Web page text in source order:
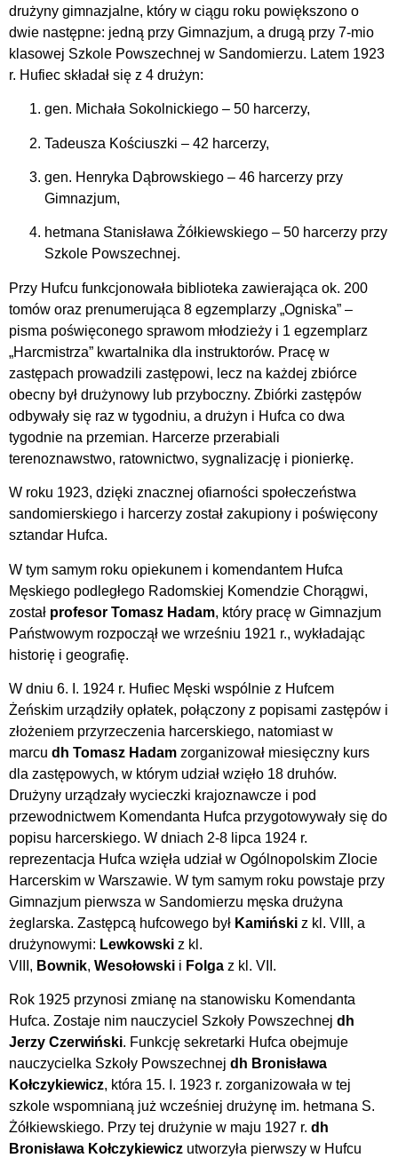
drużyny gimnazjalne, który w ciągu roku powiększono o
dwie następne: jedną przy Gimnazjum, a drugą przy 7-mio
klasowej Szkole Powszechnej w Sandomierzu. Latem 1923
r. Hufiec składał się z 4 drużyn:
gen. Michała Sokolnickiego – 50 harcerzy,
Tadeusza Kościuszki – 42 harcerzy,
gen. Henryka Dąbrowskiego – 46 harcerzy przy
Gimnazjum,
hetmana Stanisława Żółkiewskiego – 50 harcerzy przy
Szkole Powszechnej.
Przy Hufcu funkcjonowała biblioteka zawierająca ok. 200
tomów oraz prenumerująca 8 egzemplarzy „Ogniska” –
pisma poświęconego sprawom młodzieży i 1 egzemplarz
„Harcmistrza” kwartalnika dla instruktorów. Pracę w
zastępach prowadzili zastępowi, lecz na każdej zbiórce
obecny był drużynowy lub przyboczny. Zbiórki zastępów
odbywały się raz w tygodniu, a drużyn i Hufca co dwa
tygodnie na przemian. Harcerze przerabiali
terenoznawstwo, ratownictwo, sygnalizację i pionierkę.
W roku 1923, dzięki znacznej ofiarności społeczeństwa
sandomierskiego i harcerzy został zakupiony i poświęcony
sztandar Hufca.
W tym samym roku opiekunem i komendantem Hufca
Męskiego podległego Radomskiej Komendzie Chorągwi,
został profesor Tomasz Hadam, który pracę w Gimnazjum
Państwowym rozpoczął we wrześniu 1921 r., wykładając
historię i geografię.
W dniu 6. I. 1924 r. Hufiec Męski wspólnie z Hufcem
Żeńskim urządziły opłatek, połączony z popisami zastępów i
złożeniem przyrzeczenia harcerskiego, natomiast w
marcu dh Tomasz Hadam zorganizował miesięczny kurs
dla zastępowych, w którym udział wzięło 18 druhów.
Drużyny urządzały wycieczki krajoznawcze i pod
przewodnictwem Komendanta Hufca przygotowywały się do
popisu harcerskiego. W dniach 2-8 lipca 1924 r.
reprezentacja Hufca wzięła udział w Ogólnopolskim Zlocie
Harcerskim w Warszawie. W tym samym roku powstaje przy
Gimnazjum pierwsza w Sandomierzu męska drużyna
żeglarska. Zastępcą hufcowego był Kamiński z kl. VIII, a
drużynowymi: Lewkowski z kl.
VIII, Bownik, Wesołowski i Folga z kl. VII.
Rok 1925 przynosi zmianę na stanowisku Komendanta
Hufca. Zostaje nim nauczyciel Szkoły Powszechnej dh
Jerzy Czerwiński. Funkcję sekretarki Hufca obejmuje
nauczycielka Szkoły Powszechnej dh Bronisława
Kołczykiewicz, która 15. I. 1923 r. zorganizowała w tej
szkole wspomnianą już wcześniej drużynę im. hetmana S.
Żółkiewskiego. Przy tej drużynie w maju 1927 r. dh
Bronisława Kołczykiewicz utworzyła pierwszy w Hufcu